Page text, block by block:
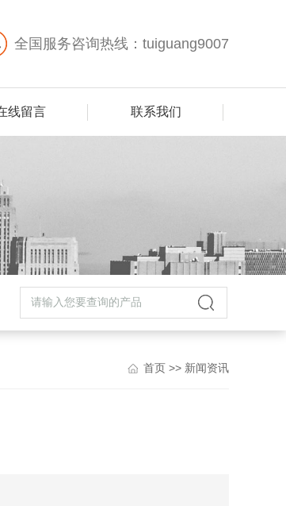
全国服务咨询热线：tuiguang9007
线留言 联系我们
首页 >> 新闻资讯